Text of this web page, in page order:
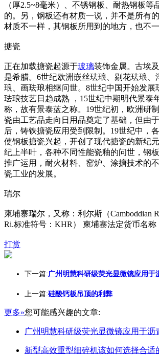
（厚2.5~8毫米）、不锈钢板、耐热钢板等
的。另，钢板还有材质一说，并不是所有
材质不一样，其钢板所用到的地方，也不一
搪瓷
正在加载搪瓷起源于玻璃装饰金属。古埃
是希腊。6世纪欧洲嵌丝珐琅、剔花珐琅、
琅、画珐琅相继问世。8世纪中国开始发展
珐琅技艺日趋成熟 ，15世纪中期明代景泰
称，故有景泰蓝之称。19世纪初，欧洲研
瓷由工艺品走向日用品奠定了基础，但由
后，铸铁搪瓷应用受到限制。19世纪中，
使钢板搪瓷兴起，开创了现代搪瓷的新纪
纪上半叶，各种不同性能瓷釉的问世，钢
推广运用，耐火材料、窑炉、涂搪技术的
瓷工业的发展。
瑞尔
柬埔寨瑞尔，又称：利尔斯（Camboddian
Ri.标准符号：KHR） 柬埔寨法定货币名称
打赏
下一篇:广州明慧科研级荧光显微镜应用于
上一篇:硅酸钙板吊顶的利弊
更多»您可能感兴趣的文章:
广州明慧科研级荧光显微镜应用于沥
新型高效重型细碎机该如何选择合适